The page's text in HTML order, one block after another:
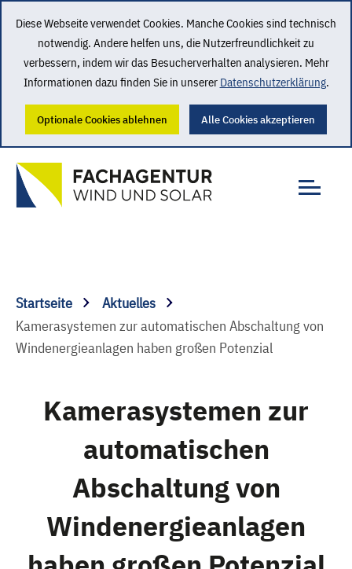
Diese Webseite verwendet Cookies. Manche Cookies sind technisch
notwendig. Andere helfen uns, die Nutzerfreundlichkeit zu
verbessern, indem wir das Besucherverhalten analysieren. Mehr
Informationen dazu finden Sie in unserer Datenschutzerklärung.
Optionale Cookies ablehnen Alle Cookies akzeptieren
Startseite
Aktuelles
Kamerasystemen zur automatischen Abschaltung von
Windenergieanlagen haben großen Potenzial
Kamerasystemen zur
automatischen
Abschaltung von
Windenergieanlagen